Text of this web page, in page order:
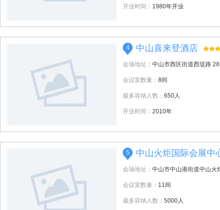
开业时间： 1980年开业
4 中山喜来登酒店
会场地址： 中山市西区街道西堤路
会议室数量： 8间
最多容纳人数： 650人
开业时间： 2010年
5 中山火炬国际会展中
会场地址： 中山市中山港街道中山火
会议室数量： 11间
最多容纳人数： 5000人